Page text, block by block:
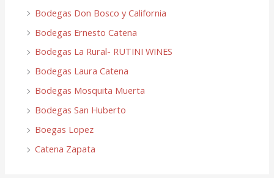
Bodegas Don Bosco y California
Bodegas Ernesto Catena
Bodegas La Rural- RUTINI WINES
Bodegas Laura Catena
Bodegas Mosquita Muerta
Bodegas San Huberto
Boegas Lopez
Catena Zapata